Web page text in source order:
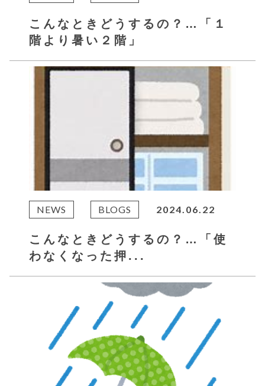
こんなときどうするの？…「１
階より暑い２階」
NEWS BLOGS 2024.06.22
こんなときどうするの？…「使
わなくなった押...